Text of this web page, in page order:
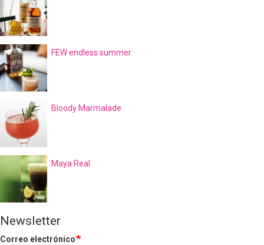
FEW endless summer
Bloody Marmalade
Maya Real
Newsletter
Correo electrónico